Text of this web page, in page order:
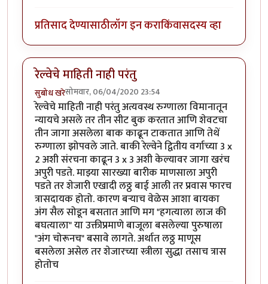
प्रतिसाद देण्यासाठीलॉग इन कराकिंवासदस्य व्हा
रेल्वेचे माहिती नाही परंतु
सुबोध खरेसोमवार, 06/04/2020 23:54
रेल्वेचे माहिती नाही परंतु अत्यवस्थ रुग्णाला विमानातून
न्यायचे असले तर तीन सीट बुक करतात आणि शेवटचा
तीन जागा असलेला बाक काढून टाकतात आणि तेथें
रुग्णाला झोपवले जाते. बाकी रेल्वेने द्वितीय वर्गाच्या 3 x
2 अशी संरचना काढून 3 x 3 अशी केल्यावर जागा खरंच
अपुरी पडते. माझ्या सारख्या बारीक माणसाला अपुरी
पडते तर शेजारी एखादी लठ्ठ बाई आली तर प्रवास फारच
त्रासदायक होतो. कारण बऱ्याच वेळेस आशा बायका
अंग सैल सोडून बसतात आणि मग "हगत्याला लाज की
बघत्याला" या उक्तीप्रमाणे बाजूला बसलेल्या पुरुषाला
"अंग चोरूनच" बसावे लागते. अर्थात लठ्ठ माणूस
बसलेला असेल तर शेजारच्या स्त्रीला सुद्धा तसाच त्रास
होतोच